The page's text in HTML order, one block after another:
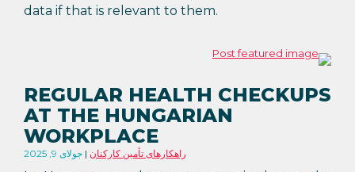
data if that is relevant to them.
REGULAR HEALTH CHECKUPS
AT THE HUNGARIAN
WORKPLACE
جولای 9, 2025 راهکارهای تأمین کارکنان